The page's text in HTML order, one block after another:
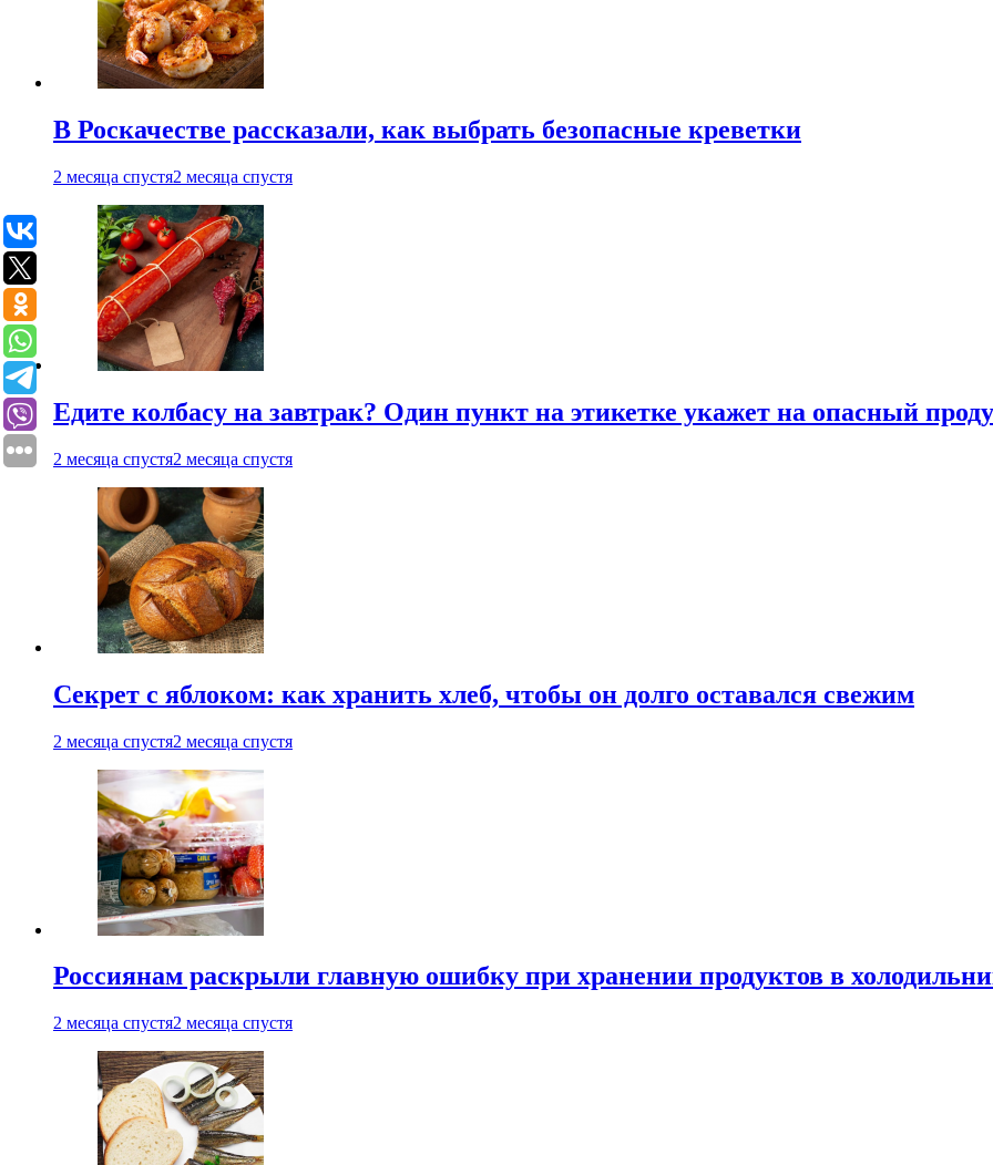
В Роскачестве рассказали, как выбрать безопасные креветки
2 месяца спустя2 месяца спустя
Едите колбасу на завтрак? Один пункт на этикетке укажет на опасный
2 месяца спустя2 месяца спустя
Секрет с яблоком: как хранить хлеб, чтобы он долго оставался свежим
2 месяца спустя2 месяца спустя
Россиянам раскрыли главную ошибку при хранении продуктов в
2 месяца спустя2 месяца спустя